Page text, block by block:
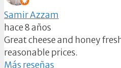
Samir Azzam
hace 8 años
Great cheese and honey
reasonable prices.
Más reseñas